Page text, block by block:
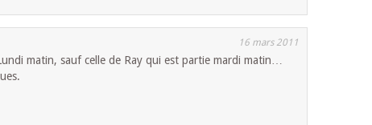
16 mars 2011
matin, sauf celle de Ray qui est partie mardi matin…